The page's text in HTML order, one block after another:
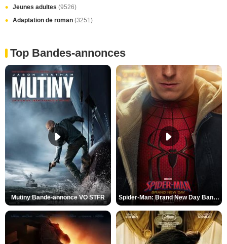
Jeunes adultes (9526)
Adaptation de roman (3251)
Top Bandes-annonces
Mutiny Bande-annonce VO STFR Spider-Man: Brand New Day Bande-annonce VO STFR